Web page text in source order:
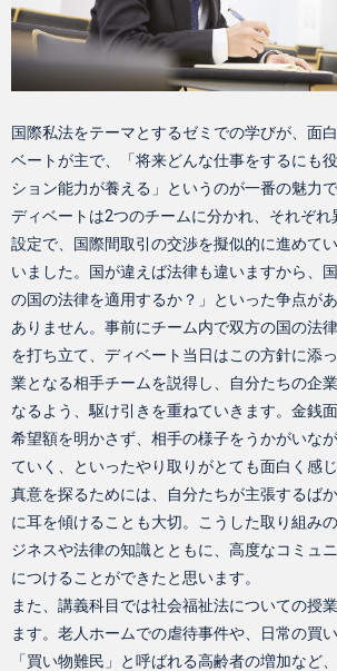
国際私法をテーマとするゼミでの学びが、面
ベートが主で、「将来どんな仕事をするにも
ション能力が養える」というのが一番の魅力で
ディベートは2つのチームに分かれ、それぞれ
設定で、国際間取引の交渉を擬似的に進めて
いました。国が違えば法律も違いますから、
の国の法律を適用するか？」といった争点が
ありません。事前にチーム内で双方の国の法
を打ち立て、ディベート当日はこの方針に添
業となる相手チームを説得し、自分たちの企
なるよう、駆け引きを重ねていきます。金銭
希望額を明かさず、相手の様子をうかがいな
ていく、といったやり取りがとても面白く感
真意を探るためには、自分たちが主張するば
に耳を傾けることも大切。こうした取り組み
ジネスや法律の知識とともに、高度なコミュ
につけることができたと思います。
また、講義科目では社会福祉法についての授
ます。老人ホームでの虐待事件や、日常の買
「買い物難民」と呼ばれる高齢者の増加など